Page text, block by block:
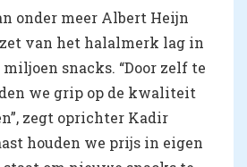
onder meer Albert Heijn
van het halalmerk lag in
miljoen snacks. “Door zelf te
we grip op de kwaliteit
zegt oprichter Kadir
houden we prijs in eigen